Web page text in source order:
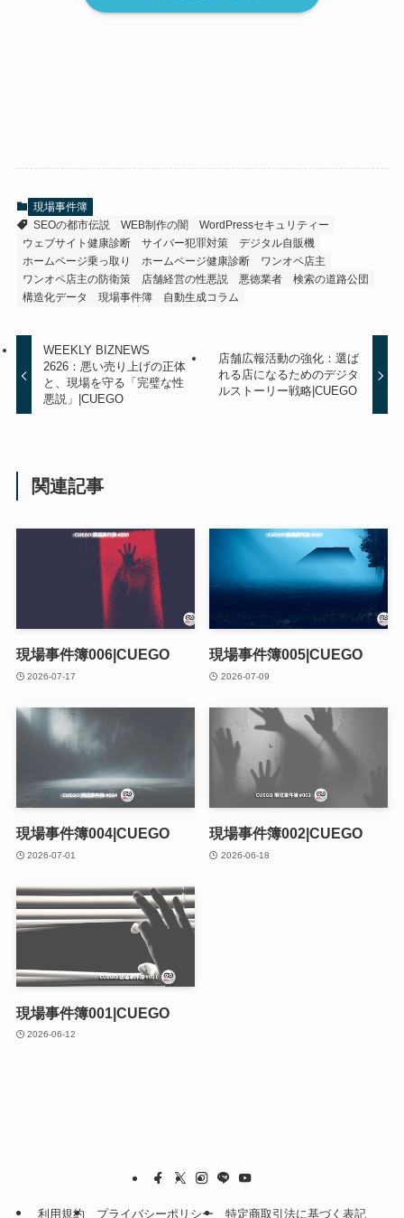
現場事件簿
SEOの都市伝説
WEB制作の闇
WordPressセキュリティー
ウェブサイト健康診断
サイバー犯罪対策
デジタル自販機
ホームページ乗っ取り
ホームページ健康診断
ワンオペ店主
ワンオペ店主の防衛策
店舗経営の性悪説 悪徳業者
検索の道路公団
構造化データ
現場事件簿 自動生成コラム
WEEKLY BIZNEWS
2626：悪い売り上げの正体
と、現場を守る「完璧な性
悪説」|CUEGO
店舗広報活動の強化：選ば
れる店になるためのデジタ
ルストーリー戦略|CUEGO
関連記事
現場事件簿006|CUEGO
2026-07-17
現場事件簿005|CUEGO
2026-07-09
現場事件簿004|CUEGO
2026-07-01
現場事件簿002|CUEGO
2026-06-18
現場事件簿001|CUEGO
2026-06-12
利用規約 プライバシーポリシー 特定商取引法に基づく表記